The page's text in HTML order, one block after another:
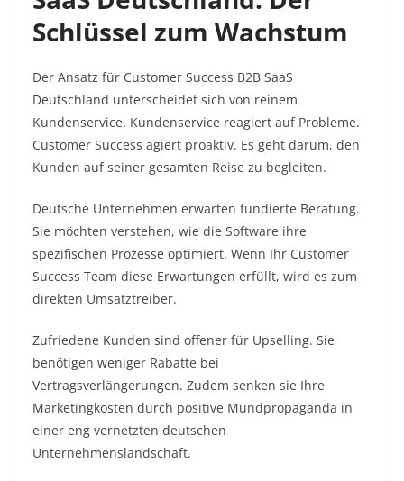
Schlüssel zum Wachstum
Der Ansatz für Customer Success B2B SaaS
Deutschland unterscheidet sich von reinem
Kundenservice. Kundenservice reagiert auf Probleme.
Customer Success agiert proaktiv. Es geht darum, den
Kunden auf seiner gesamten Reise zu begleiten.
Deutsche Unternehmen erwarten fundierte Beratung.
Sie möchten verstehen, wie die Software ihre
spezifischen Prozesse optimiert. Wenn Ihr Customer
Success Team diese Erwartungen erfüllt, wird es zum
direkten Umsatztreiber.
Zufriedene Kunden sind offener für Upselling. Sie
benötigen weniger Rabatte bei
Vertragsverlängerungen. Zudem senken sie Ihre
Marketingkosten durch positive Mundpropaganda in
einer eng vernetzten deutschen
Unternehmenslandschaft.